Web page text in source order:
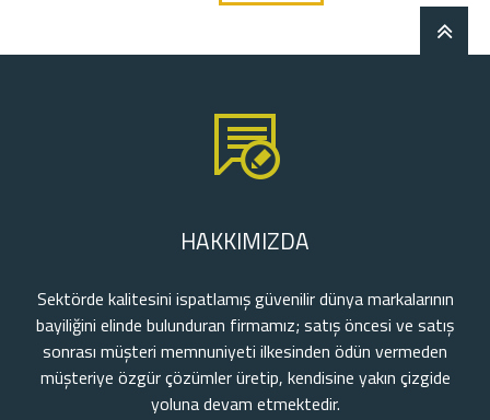
HAKKIMIZDA
Sektörde kalitesini ispatlamış güvenilir dünya markalarının
bayiliğini elinde bulunduran firmamız; satış öncesi ve satış
sonrası müşteri memnuniyeti ilkesinden ödün vermeden
müşteriye özgür çözümler üretip, kendisine yakın çizgide
yoluna devam etmektedir.